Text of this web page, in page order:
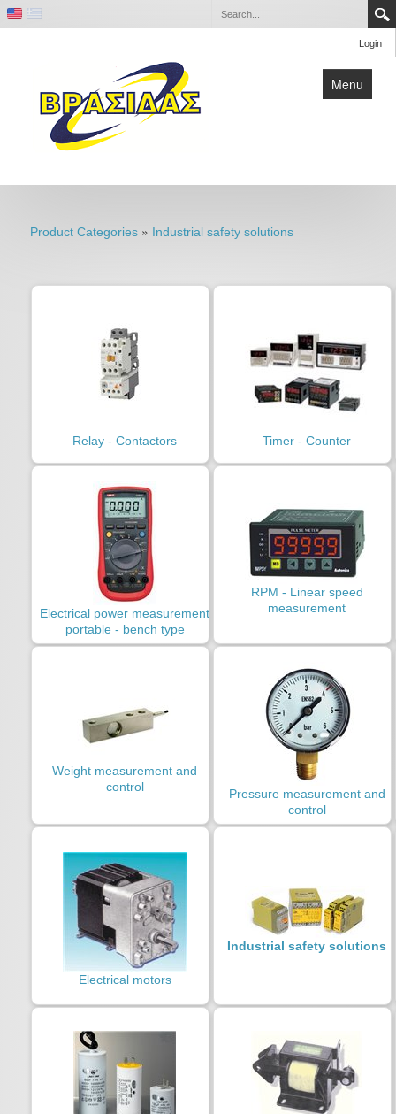
Login
Menu
Home
Product Categories » Industrial safety solutions
Relay - Contactors Timer - Counter
Electrical power measurement
portable - bench type
RPM - Linear speed
measurement
Weight measurement and
control
Pressure measurement and
control
Electrical motors
Industrial safety solutions